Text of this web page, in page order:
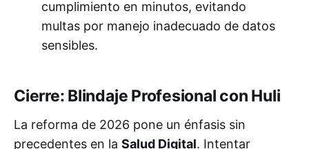
cumplimiento en minutos, evitando
multas por manejo inadecuado de datos
sensibles.
Cierre: Blindaje Profesional con Huli
La reforma de 2026 pone un énfasis sin
precedentes en la Salud Digital. Intentar